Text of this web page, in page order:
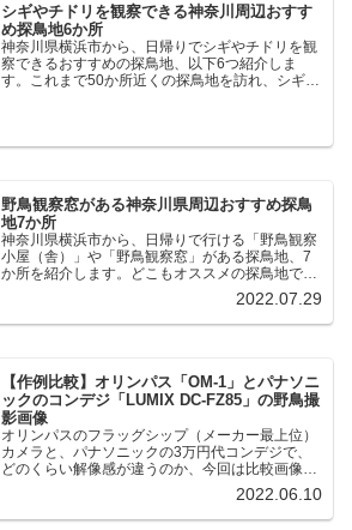
シギやチドリを観察できる神奈川周辺おすす
め探鳥地6か所
神奈川県横浜市から、日帰りでシギやチドリを観
察できるおすすめの探鳥地、以下6つ紹介しま
す。これまで50か所近くの探鳥地を訪れ、シギや
野鳥観察窓がある神奈川県周辺おすすめ探鳥
地7か所
神奈川県横浜市から、日帰りで行ける「野鳥観察
小屋（舎）」や「野鳥観察窓」がある探鳥地、7
か所を紹介します。どこもオススメの探鳥地で
す。実際に訪れてみると、野山にいる野鳥、海や
湖にいる野鳥それぞれ違う観察になりました。街
中にあり、電車で行ける...
2022.07.29
【作例比較】オリンパス「OM-1」とパナソニ
ックのコンデジ「LUMIX DC-FZ85」の野鳥撮
影画像
オリンパスのフラッグシップ（メーカー最上位）
カメラと、パナソニックの3万円代コンデジで、
どのくらい解像感が違うのか、今回は比較画像を
紹介します。私はコンデジを愛用しているのです
が、相棒がオリンパス「OM-1」を使い始めたと
ころ、同じ被写体で...
2022.06.10